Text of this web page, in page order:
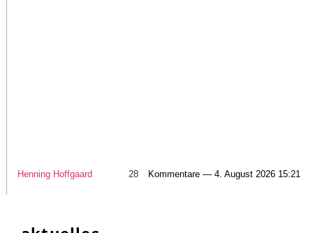
Henning Hoffgaard 28 Kommentare — 4. August 2026 15:21